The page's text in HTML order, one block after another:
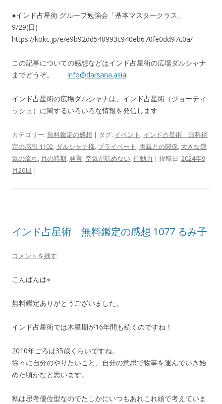
●インド占星術 グループ勉強会「基本マスタークラス」
9/29(日)
https://kokc.jp/e/e9b92dd540993c940eb670fe0dd97c0a/
この記事についての感想などはインド占星術の広場ダルシャナ
までどうぞ。 info@darsana.asia
インド占星術の広場ダルシャナは、インド占星術（ジョーティ
ッシュ）に関するいろいろな情報を発信します
カテゴリー: 無料鑑定の感想 | タグ: イベント , インド占星術 無料鑑
定の感想 1102, ダルシャナ様, プライベート , 両親との関係, 大きな運
気の流れ, 月の時期,発言, 空気が読めない,行動力 | 投稿日: 2024年9
月20日 |
インド占星術 無料鑑定の感想 1077 るみ子
コメントを残す
こんばんは⭐︎
無料鑑定ありがとうございました。
インド占星術では木星期が16年間も続くのですね！
2010年ごろは35歳くらいですね。
徐々に自分のやりたいこと、自分の意思で物事を運んでいき始
めた頃かなと思います。
私は思考優位型なのでたしかにいつもあれこれ頭で考えていま